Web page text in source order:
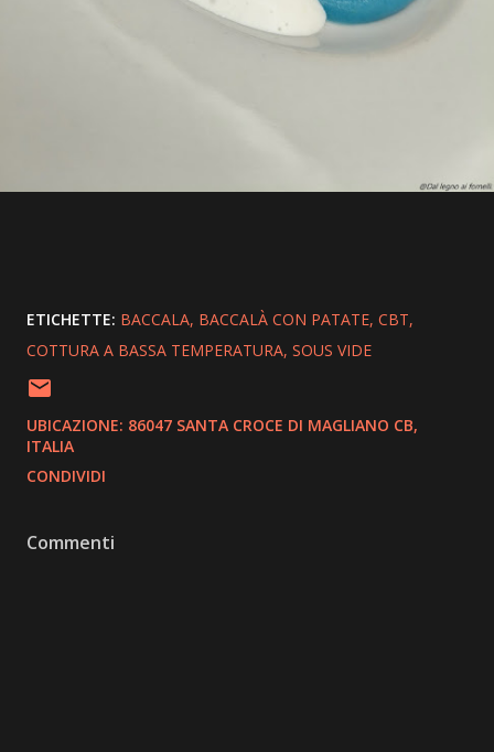
ETICHETTE: BACCALA BACCALÀ CON PATATE CBT
COTTURA A BASSA TEMPERATURA SOUS VIDE
UBICAZIONE: 86047 SANTA CROCE DI MAGLIANO CB,
ITALIA
CONDIVIDI
Commenti